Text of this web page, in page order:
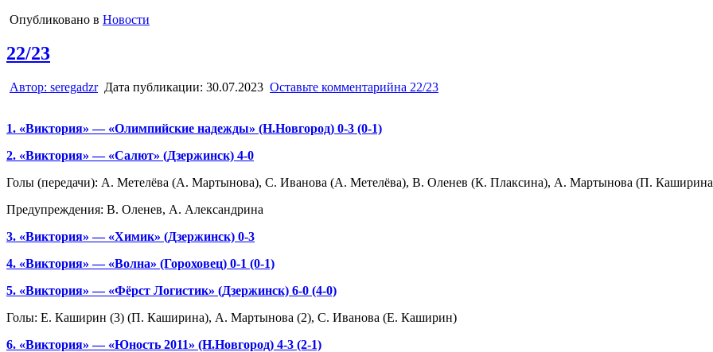
Опубликовано в Новости
22/23
Автор: seregadzr Дата публикации: 30.07.2023 Оставьте комментарийна 22/23
1. «Виктория» — «Олимпийские надежды» (Н.Новгород) 0-3 (0-1)
2. «Виктория» — «Салют» (Дзержинск) 4-0
Голы (передачи): А. Метелёва (А. Мартынова), С. Иванова (А. Метелёва), В. Оленев (К. Плаксина), А. Мартынова (П.
Предупреждения: В. Оленев, А. Александрина
3. «Виктория» — «Химик» (Дзержинск) 0-3
4. «Виктория» — «Волна» (Гороховец) 0-1 (0-1)
5. «Виктория» — «Фёрст Логистик» (Дзержинск) 6-0 (4-0)
Голы: Е. Каширин (3) (П. Каширина), А. Мартынова (2), С. Иванова (Е. Каширин)
6. «Виктория» — «Юность 2011» (Н.Новгород) 4-3 (2-1)